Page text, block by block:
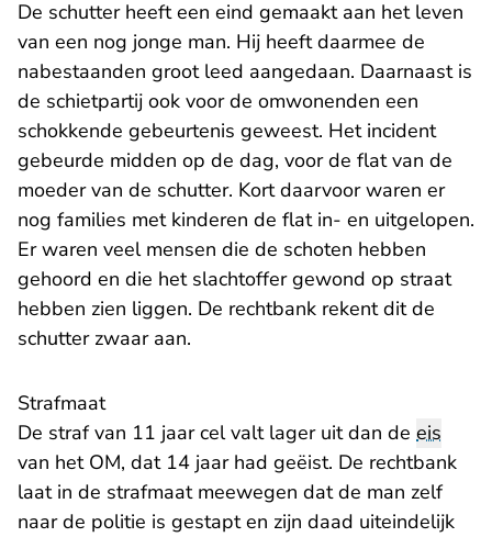
De schutter heeft een eind gemaakt aan het leven
van een nog jonge man. Hij heeft daarmee de
nabestaanden groot leed aangedaan. Daarnaast is
de schietpartij ook voor de omwonenden een
schokkende gebeurtenis geweest. Het incident
gebeurde midden op de dag, voor de flat van de
moeder van de schutter. Kort daarvoor waren er
nog families met kinderen de flat in- en uitgelopen.
Er waren veel mensen die de schoten hebben
gehoord en die het slachtoffer gewond op straat
hebben zien liggen. De rechtbank rekent dit de
schutter zwaar aan.
Strafmaat
De straf van 11 jaar cel valt lager uit dan de eis
van het OM, dat 14 jaar had geëist. De rechtbank
laat in de strafmaat meewegen dat de man zelf
naar de politie is gestapt en zijn daad uiteindelijk